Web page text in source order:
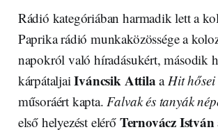
Rádió kategóriában harmadik lett a
Paprika rádió munkaközössége a
napokról való híradásukért, második
kárpátaljaiIváncsik Attila a Hit hősei
műsoráért kapta. Falvak és tanyák
első helyezést elérő Ternovácz István